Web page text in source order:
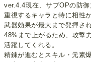
ver.4.4現在、サブOPの防
重視するキャラと特に相性
武器効果が最大まで発揮さ
48%まで上がるため、攻撃
活躍してくれる。
精錬が進むとスキル・元素